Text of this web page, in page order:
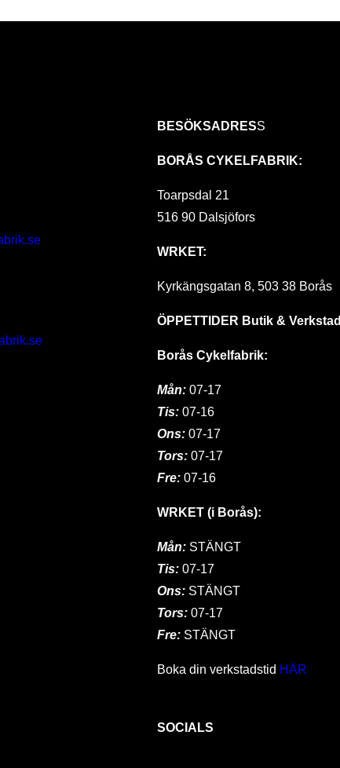
BESÖKSADRESS
BORÅS CYKELFABRIK:
Toarpsdal 21
516 90 Dalsjöfors
WRKET:
Kyrkängsgatan 8, 503 38 Borås
ÖPPETTIDER Butik & Verkstad
Borås Cykelfabrik:
Mån: 07-17
Tis: 07-16
Ons:07-17
Tors: 07-17
Fre: 07-16
WRKET (i Borås):
Mån: STÄNGT
Tis: 07-17
Ons:STÄNGT
Tors: 07-17
Fre: STÄNGT
Boka din verkstadstid HÄR
SOCIALS